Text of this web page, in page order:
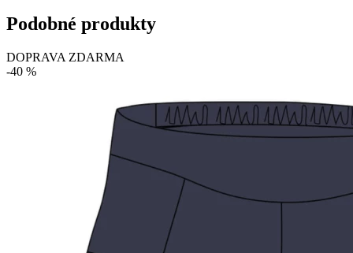
Podobné produkty
DOPRAVA ZDARMA
-40 %